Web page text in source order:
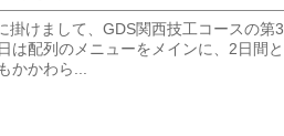
けまして、GDS関西技工コースの第3
は配列のメニューをメインに、2日間と
かかわら...